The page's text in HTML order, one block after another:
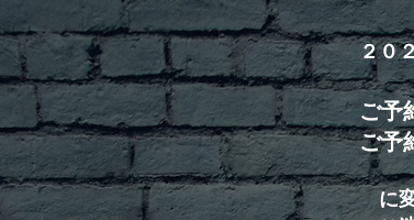
２０
ご予
ご
に変